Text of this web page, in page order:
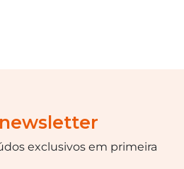
exclusivos em primeira